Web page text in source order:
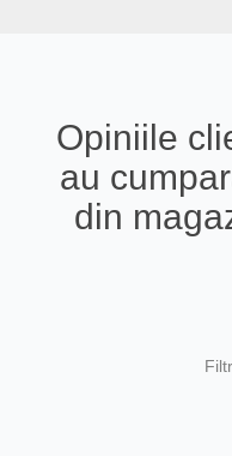
Opiniile
au
din